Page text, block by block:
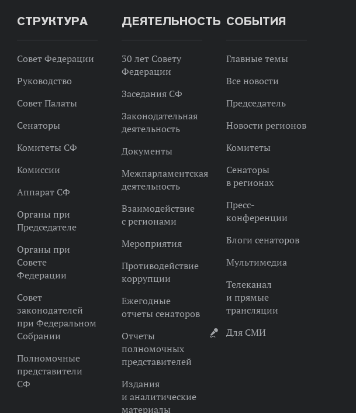
СТРУКТУРА
Совет Федерации
Руководство
Совет Палаты
Сенаторы
Комитеты СФ
Комиссии
Аппарат СФ
Органы при
Председателе
Органы при
Совете
Федерации
Совет
законодателей
при Федеральном
Собрании
Полномочные
представители
СФ
ДЕЯТЕЛЬНОСТЬ
30 лет Совету
Федерации
Заседания СФ
Законодательная
деятельность
Документы
Межпарламентская
деятельность
Взаимодействие
с регионами
Мероприятия
Противодействие
коррупции
Ежегодные
отчеты сенаторов
Отчеты
полномочных
представителей
Издания
и аналитические
материалы
СОБЫТИЯ
Главные темы
Все новости
Председатель
Новости регионов
Комитеты
Сенаторы
в регионах
Пресс-
конференции
Блоги сенаторов
Мультимедиа
Телеканал
и прямые
трансляции
Для СМИ